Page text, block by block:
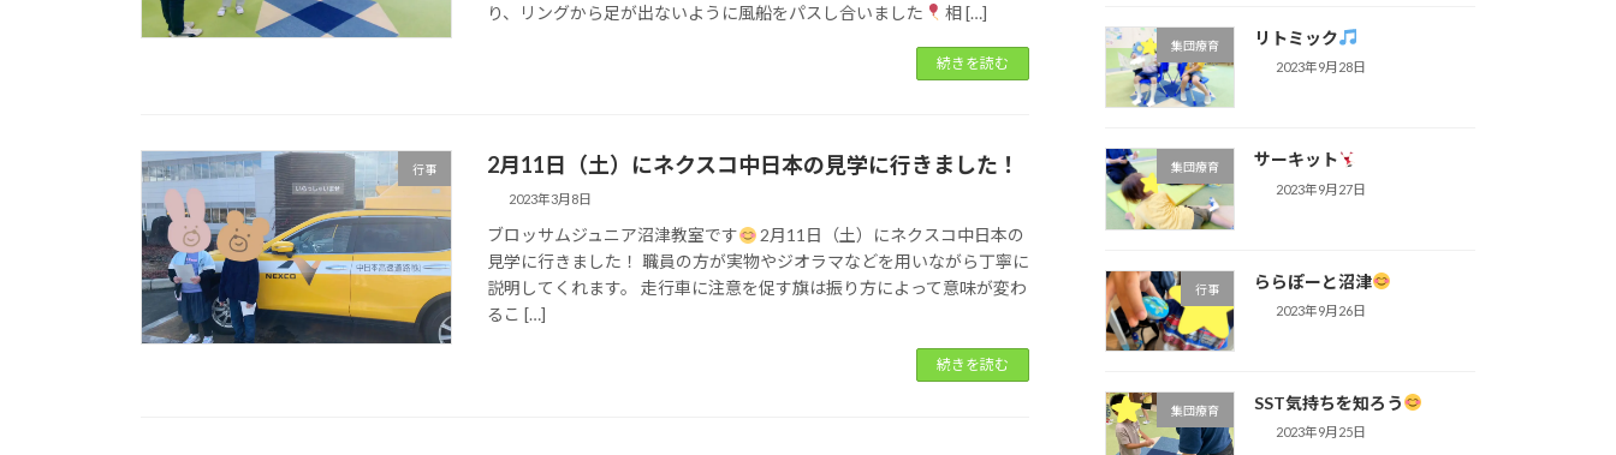
り、リングから足が出ないように風船をパスし合いました
相 […]
続きを読む
行事 2月11日（土）にネクスコ中日本の見学に行きました！
2023年3月8日
ブロッサムジュニア沼津教室です
2月11日（土）にネクスコ中日本の
見学に行きました！ 職員の方が実物やジオラマなどを用いながら丁寧に
説明してくれます。 走行車に注意を促す旗は振り方によって意味が変わ
るこ […]
続きを読む
集団療育 リトミック
2023年9月28日
集団療育 サーキット
2023年9月27日
行事 ららぽーと沼津
2023年9月26日
集団療育 SST気持ちを知ろう
2023年9月25日